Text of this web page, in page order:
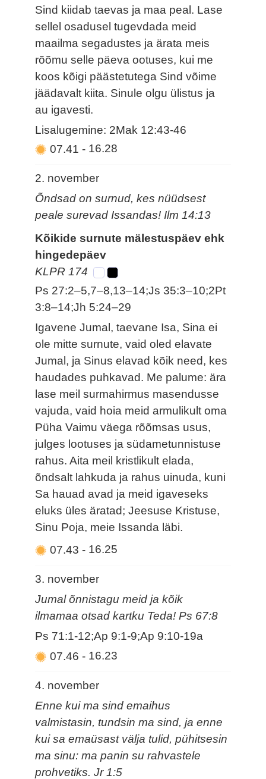
Sind kiidab taevas ja maa peal. Lase
sellel osadusel tugevdada meid
maailma segadustes ja ärata meis
rõõmu selle päeva ootuses, kui me
koos kõigi päästetutega Sind võime
jäädavalt kiita. Sinule olgu ülistus ja
au igavesti.
Lisalugemine: 2Mak 12:43-46
07.41- 16.28
2. november
Õndsad on surnud, kes nüüdsest
peale surevad Issandas! Ilm 14:13
Kõikide surnute mälestuspäev ehk
hingedepäev
KLPR 174
Ps 27:2–5,7–8,13–14;Js 35:3–10;2Pt
3:8–14;Jh 5:24–29
Igavene Jumal, taevane Isa, Sina ei
ole mitte surnute, vaid oled elavate
Jumal, ja Sinus elavad kõik need, kes
haudades puhkavad. Me palume: ära
lase meil surmahirmus masendusse
vajuda, vaid hoia meid armulikult oma
Püha Vaimu väega rõõmsas usus,
julges lootuses ja südametunnistuse
rahus. Aita meil kristlikult elada,
õndsalt lahkuda ja rahus uinuda, kuni
Sa hauad avad ja meid igaveseks
eluks üles äratad; Jeesuse Kristuse,
Sinu Poja, meie Issanda läbi.
07.43- 16.25
3. november
Jumal õnnistagu meid ja kõik
ilmamaa otsad kartku Teda! Ps 67:8
Ps 71:1-12;Ap 9:1-9;Ap 9:10-19a
07.46- 16.23
4. november
Enne kui ma sind emaihus
valmistasin, tundsin ma sind, ja enne
kui sa emaüsast välja tulid, pühitsesin
ma sinu: ma panin su rahvastele
prohvetiks. Jr 1:5